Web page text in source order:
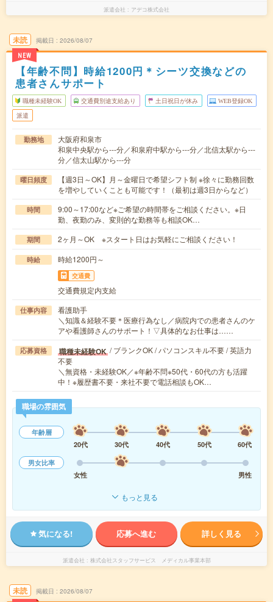
派遣会社 アデコ株式会社
未読
NEW
掲載日 2026/08/07
【年齢不問】時給1200円＊シーツ交換などの
患者さんサポート
職種未経験OK 交通費別途支給あり 土日祝日が休み WEB登録OK
派遣
勤務地
大阪府和泉市
和泉中央駅から---分／和泉府中駅から---分／北信太駅から---
分／信太山駅から---分
曜日頻度
【週3日～OK】月～金曜日で希望シフト制 ※徐々に勤務回数
を増やしていくことも可能です！（最初は週3日からなど）
時間
9:00～17:00など※ご希望の時間帯をご相談ください。※日
勤、夜勤のみ、変則的な勤務等も相談OK…
期間 2ヶ月～OK ※スタート日はお気軽にご相談ください！
時給 時給1200円～
交通費
交通費規定内支給
仕事内容
看護助手
＼知識＆経験不要＊医療行為なし／病院内での患者さんのケ
アや看護師さんのサポート！▽具体的なお仕事は……
応募資格 職種未経験OK / ブランクOK / パソコンスキル不要 / 英語力
不要
＼無資格・未経験OK／※年齢不問※50代・60代の方も活躍
中！※履歴書不要・来社不要で電話相談もOK…
職場の雰囲気
年齢層
20代
30代 40代 50代
60代
男女比率
女性
男性
もっと見る
気になる! 応募へ進む 詳しく見る
派遣会社 株式会社スタッフサービス メディカル事業本部
未読 掲載日 2026/08/07